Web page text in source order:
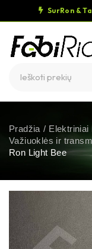
SurRon &
Pradžia / Elektriniai
Važiuoklės ir
Ron Light Bee